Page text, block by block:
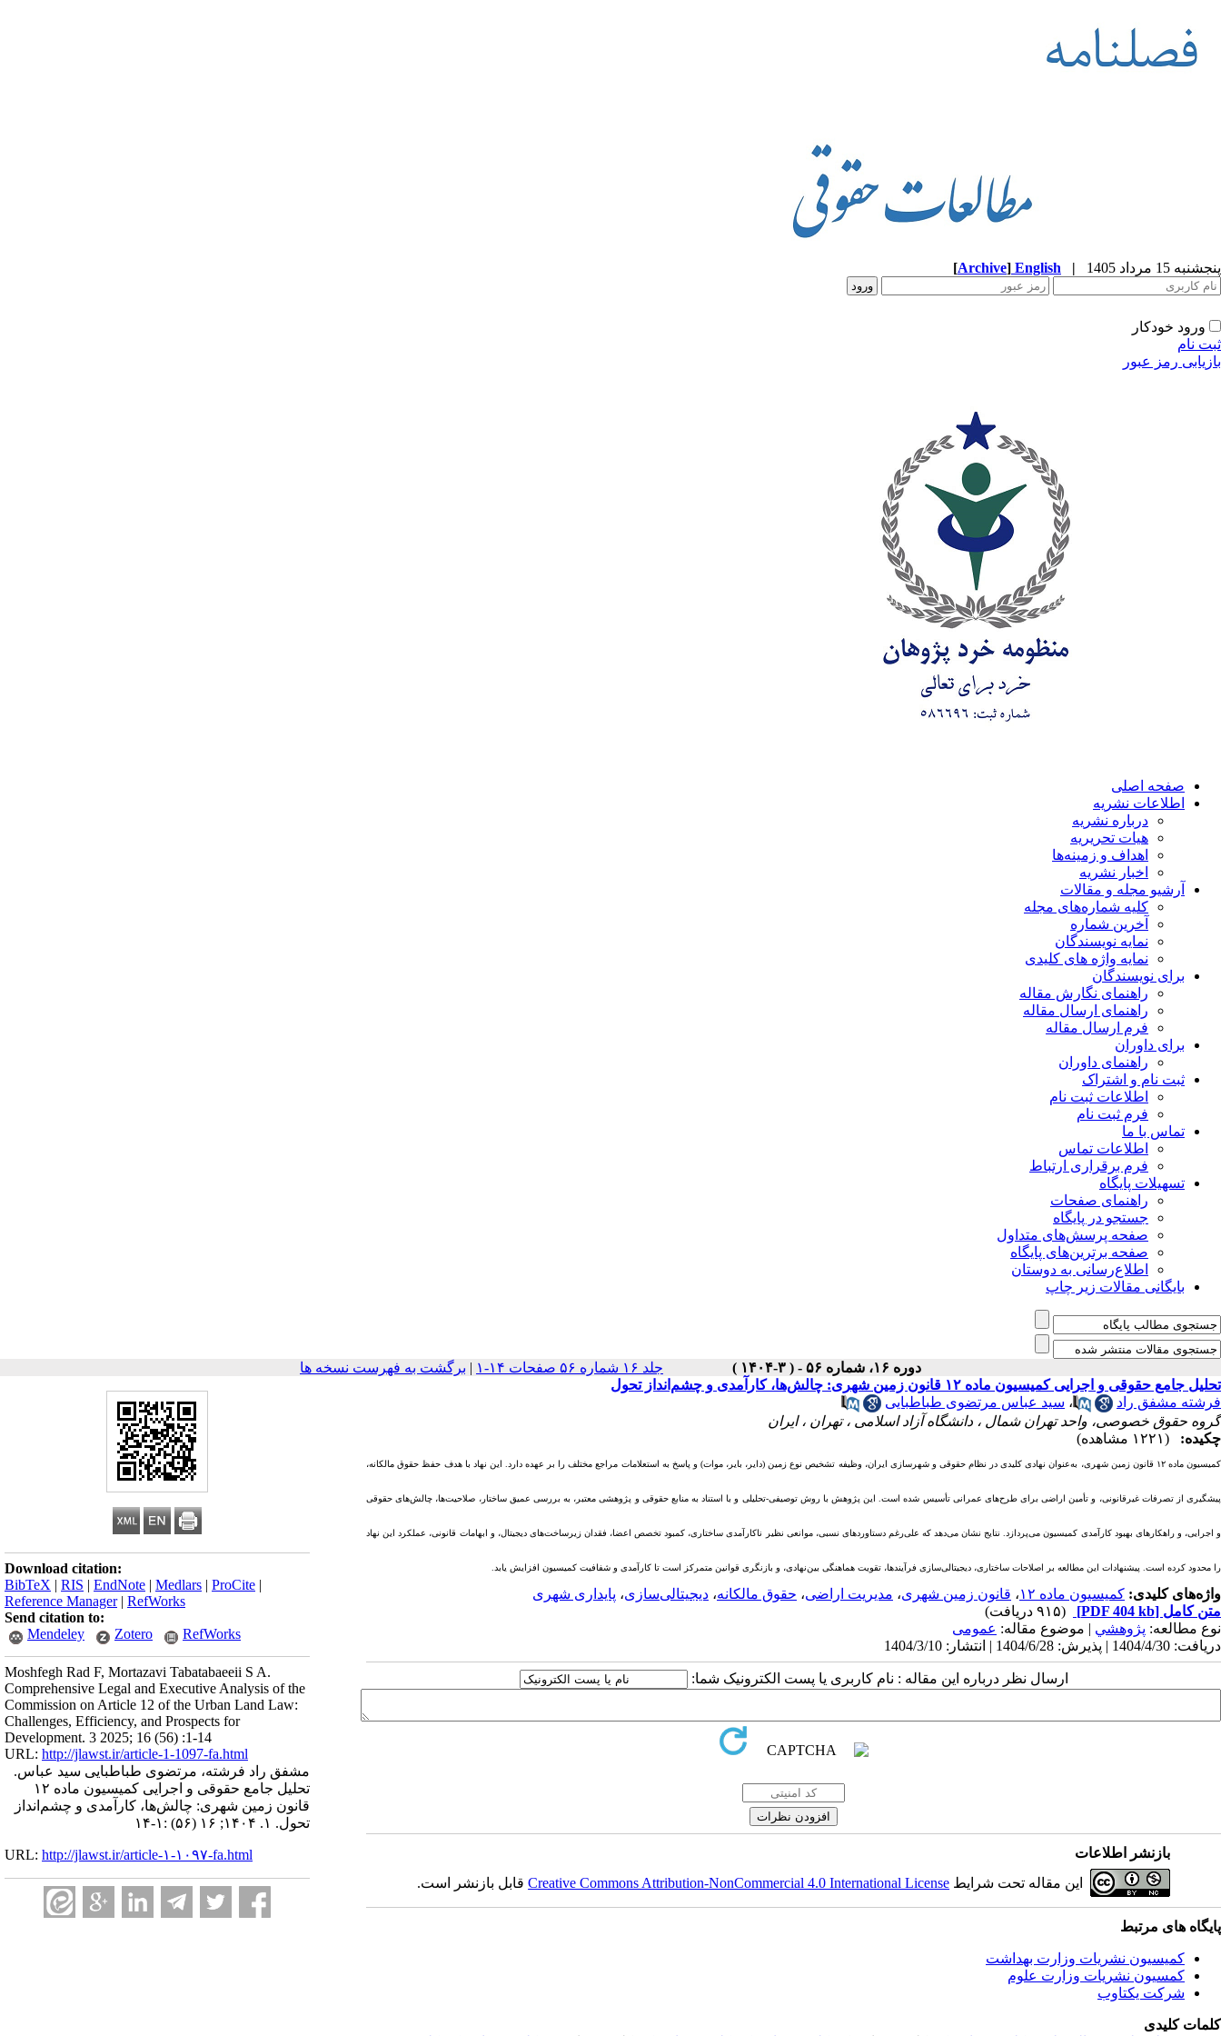
پنجشنبه 15 مرداد 1405 |
English
[Archive]
ورود خودکار
ثبت نام
بازیابی رمز عبور
صفحه اصلی
اطلاعات نشریه
درباره نشریه
هیات تحریریه
اهداف و زمینه‌ها
اخبار نشریه
آرشیو مجله و مقالات
کلیه شماره‌های مجله
آخرین شماره
نمایه نویسندگان
نمایه واژه های کلیدی
برای نویسندگان
راهنمای نگارش مقاله
راهنمای ارسال مقاله
فرم ارسال مقاله
برای داوران
راهنمای داوران
ثبت نام و اشتراک
اطلاعات ثبت نام
فرم ثبت نام
تماس با ما
اطلاعات تماس
فرم برقراری ارتباط
تسهیلات پایگاه
راهنمای صفحات
جستجو در پایگاه
صفحه پرسش‌های متداول
صفحه برترین‌های پایگاه
اطلاع‌رسانی به دوستان
بایگانی مقالات زیر چاپ
دوره ۱۶، شماره ۵۶ - ( ۳-۱۴۰۴ ) جلد ۱۶ شماره ۵۶ صفحات ۱۴-۱ | برگشت به فهرست نسخه ها
Download citation:
BibTeX | RIS | EndNote | Medlars | ProCite |
Reference Manager| RefWorks
Send citation to:
Mendeley
Zotero RefWorks
Moshfegh Rad F, Mortazavi Tabatabaeeii S A.
Comprehensive Legal and Executive Analysis of the
Commission on Article 12 of the Urban Land Law:
Challenges, Efficiency, and Prospects for
Development. 3 2025; 16 (56) :1-14
URL: http://jlawst.ir/article-1-1097-fa.html
مشفق راد فرشته، مرتضوی طباطبایی سید عباس.
تحلیل جامع حقوقی و اجرایی کمیسیون ماده ۱۲
قانون زمین شهری: چالش‌ها، کارآمدی و چشم‌انداز
تحول. ۱. ۱۴۰۴; ۱۶ (۵۶) :۱-۱۴
URL: http://jlawst.ir/article-۱-۱۰۹۷-fa.html
تحلیل جامع حقوقی و اجرایی کمیسیون ماده ۱۲ قانون زمین شهری: چالش‌ها، کارآمدی و چشم‌انداز تحول
فرشته مشفق راد
، سید عباس مرتضوی طباطبایی
گروه حقوق خصوصی، واحد تهران شمال ، دانشگاه آزاد اسلامی ، تهران ، ایران
چکیده:
(۱۲۲۱ مشاهده)
کمیسیون ماده ۱۲ قانون زمین شهری، به‌عنوان نهادی کلیدی در نظام حقوقی و شهرسازی ایران، وظیفه تشخیص نوع زمین (دایر، بایر، موات) و پاسخ به استعلامات مراجع مختلف را بر عهده دارد. این نهاد با هدف حفظ حقوق مالکانه،
پیشگیری از تصرفات غیرقانونی، و تأمین اراضی برای طرح‌های عمرانی تأسیس شده است. این پژوهش با روش توصیفی-تحلیلی و با استناد به منابع حقوقی و پژوهشی معتبر، به بررسی عمیق ساختار، صلاحیت‌ها، چالش‌های حقوقی
و اجرایی، و راهکارهای بهبود کارآمدی کمیسیون می‌پردازد. نتایج نشان می‌دهد که علی‌رغم دستاوردهای نسبی، موانعی نظیر ناکارآمدی ساختاری، کمبود تخصص اعضا، فقدان زیرساخت‌های دیجیتال، و ابهامات قانونی، عملکرد این نهاد
را محدود کرده است. پیشنهادات این مطالعه بر اصلاحات ساختاری، دیجیتالی‌سازی فرآیندها، تقویت هماهنگی بین‌نهادی، و بازنگری قوانین متمرکز است تا کارآمدی و شفافیت کمیسیون افزایش یابد.
واژه‌های کلیدی: کمیسیون ماده ۱۲ ، قانون زمین شهری، مدیریت اراضی، حقوق مالکانه، دیجیتالی‌سازی، پایداری شهری
متن کامل [PDF 404 kb]
(۹۱۵ دریافت)
نوع مطالعه: پژوهشي | موضوع مقاله: عمومى
دریافت: 1404/4/30 | پذیرش: 1404/6/28 | انتشار: 1404/3/10
ارسال نظر درباره این مقاله : نام کاربری یا پست الکترونیک شما:
بازنشر اطلاعات
این مقاله تحت شرایط Creative Commons Attribution-NonCommercial 4.0 International Licenseقابل بازنشر است.
پایگاه های مرتبط
کمیسیون نشریات وزارت بهداشت
کمسیون نشریات وزارت علوم
شرکت یکتاوب
کلمات کلیدی